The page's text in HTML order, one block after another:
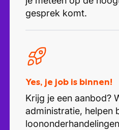
gesprek komt.
Yes, je job is binnen!
Krijg je een aanbod?
administratie, helpen